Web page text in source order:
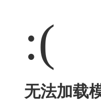
:(
无法加载